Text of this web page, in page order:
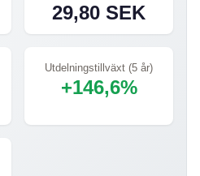
29,80 SEK
Utdelningstillväxt (5 år)
+146,6%